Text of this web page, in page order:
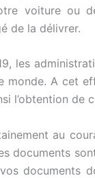
voiture ou
de la délivrer.
les
monde. A cet
l’obtention de
au
documents
documents